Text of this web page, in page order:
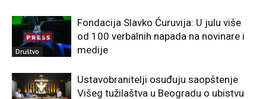
Društvo
Fondacija Slavko Ćuruvija: U julu više
od 100 verbalnih napada na novinare i
medije
Ustavobranitelji osuđuju saopštenje
Višeg tužilaštva u Beogradu o ubistvu